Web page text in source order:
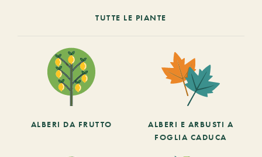
TUTTE LE PIANTE
ALBERI DA FRUTTO
ALBERI E ARBUSTI A
FOGLIA CADUCA